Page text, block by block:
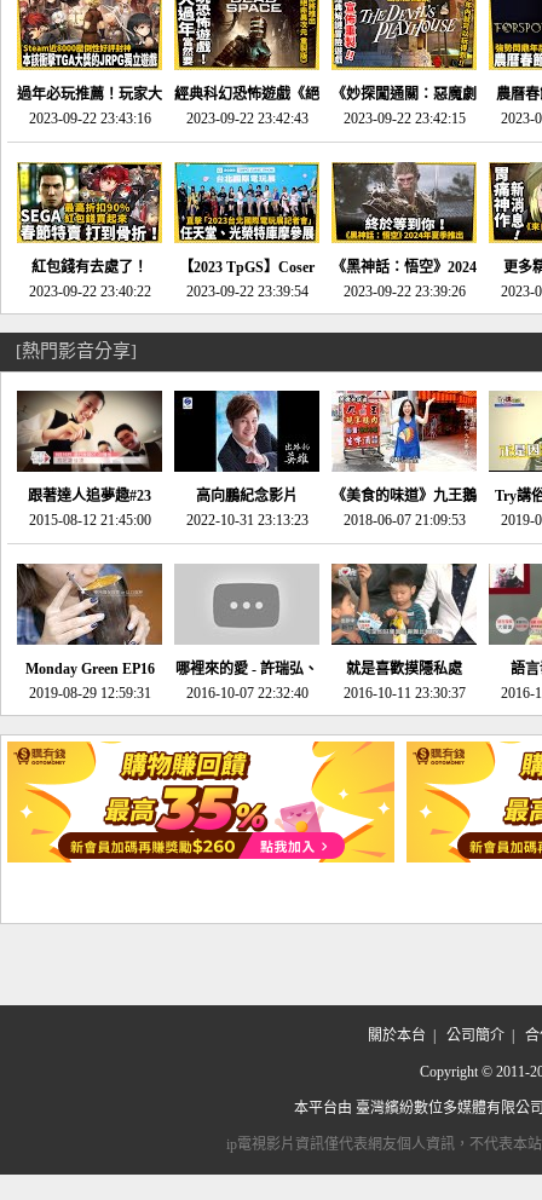
過年必玩推薦！玩家大
推的JRPG神作《神之
天平》介紹！-電玩宅
速配20230126
2023-09-22 23:43:16
經典科幻恐怖遊戲《絕
命異次元 重製版》重
回「石村號」的恐懼體
驗-電玩宅速配
20230125
2023-09-22 23:42:43
《妙探闖通關：惡魔劇
場》將推出「重製
版」!!!今年就能玩到!!-
電玩宅速配20230124
2023-09-22 23:42:15
農曆
SE社
動作角
電玩宅
2023-
紅包錢有去處了！
SEGA春節特賣 超過85
款遊戲打到骨折-電玩
宅速配20230119
2023-09-22 23:40:22
【2023 TpGS】Coser
和Show Girl搶先看！
直擊展前記者會-電玩
2023-09-22 23:39:54
《黑神話：悟空》2024
年夏季推出！確定不會
延期齁？-電玩宅速配
2023-09-22 23:39:26
更多
《來
金鄉
2023-
[熱門影音分享]
跟著達人追夢趣#23
promo-我想開間咖啡
館(謝佳凌)
2015-08-12 21:45:00
高向鵬紀念影片
2022-10-31 23:13:23
《美食的味道》九王鵝
肉
2018-06-07 21:09:53
Try講
2019-
Monday Green EP16
超意外~環保原來可以
邊玩邊做！
2019-08-29 12:59:31
哪裡來的愛 - 許瑞弘、
李其芬
2016-10-07 22:32:40
就是喜歡摸隱私處
2016-10-11 23:30:37
語
2016-
關於本台 公司簡介| 合
Copyright © 2011-
本平台由 臺灣繽紛數位多媒體有限公
ip電視影片資訊僅代表網友個人資訊，不代表本